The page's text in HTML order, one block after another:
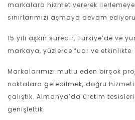
markalara hizmet vererek
sınırlarımızı aşmaya devam
15 yılı aşkın süredir, Türkiye’de ve
markaya, yüzlerce fuar ve etkinlikte
Markalarımızı mutlu eden birçok
noktalara gelebilmek, doğru
çalıştık. Almanya’da üretim tesisleri
genişlettik.